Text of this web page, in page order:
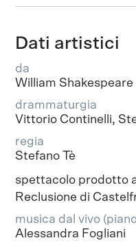
Dati artistici
da
William Shakespeare
drammaturgia
Vittorio Continelli,
regia
Stefano Tè
spettacolo prodotto
Reclusione di
musica dal vivo
Alessandra Fogliani